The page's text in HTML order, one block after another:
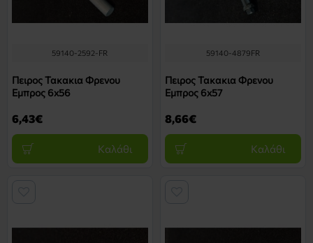
59140-2592-FR
Πειρος Τακακια Φρενου
Εμπρος 6x56
6,43€
Καλάθι
59140-4879FR
Πειρος Τακακια Φρενου
Εμπρος 6x57
8,66€
Καλάθι